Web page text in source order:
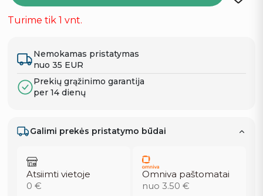
Turime tik 1 vnt.
Nemokamas pristatymas
nuo 35 EUR
Prekių grąžinimo garantija
per 14 dienų
Galimi prekės pristatymo būdai
Atsiimti vietoje
0 €
Omniva paštomatai
nuo 3.50 €